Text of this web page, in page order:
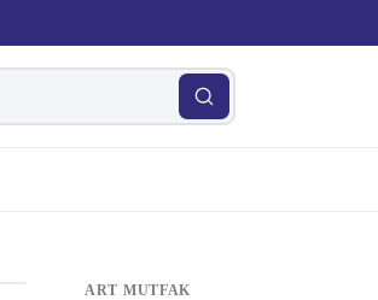
ART MUTFAK